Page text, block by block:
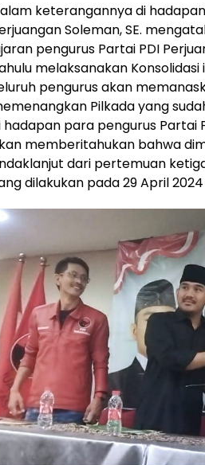
keterangannya di
Soleman, SE.
pengurus Partai PDI
melaksanakan
pengurus akan
Pilkada yang
hadapan para pengurus Partai
memberitahukan bahwa
dari pertemuan
dilakukan pada 29 April 2024